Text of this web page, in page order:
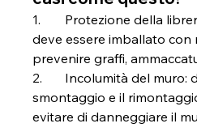
1.	Protezione della libreria: ogni componente
deve essere imballato
prevenire graffi,
2.	Incolumità del muro: durante lo
smontaggio e il
evitare di danneggiare il